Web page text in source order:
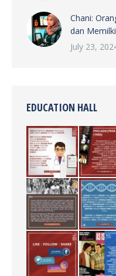
Chani:
dan
July 23,
EDUCATION HALL